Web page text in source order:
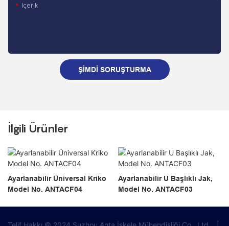
Içerik
ŞIMDI SORUŞTURMA
İlgili Ürünler
Ayarlanabilir Üniversal Kriko
Model No. ANTACF04
Ayarlanabilir U Başlıklı Jak,
Model No. ANTACF03